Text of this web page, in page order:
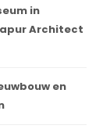
in
Architect
en